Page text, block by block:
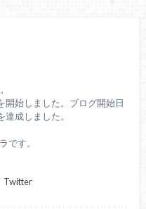
開始しました。ブログ開始日
成しました。
です。
Twitter